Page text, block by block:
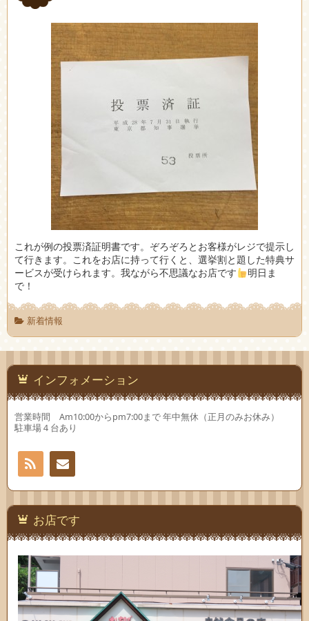
これが例の投票済証明書です。ぞろぞろとお客様がレジで提示し
て行きます。これをお店に持って行くと、選挙割と題した特典サ
ービスが受けられます。我ながら不思議なお店です
明日ま
で！
新着情報
インフォメーション
営業時間 Am10:00からpm7:00まで 年中無休（正月のみお休み）
駐車場４台あり
お問
い合
わせ
お店です